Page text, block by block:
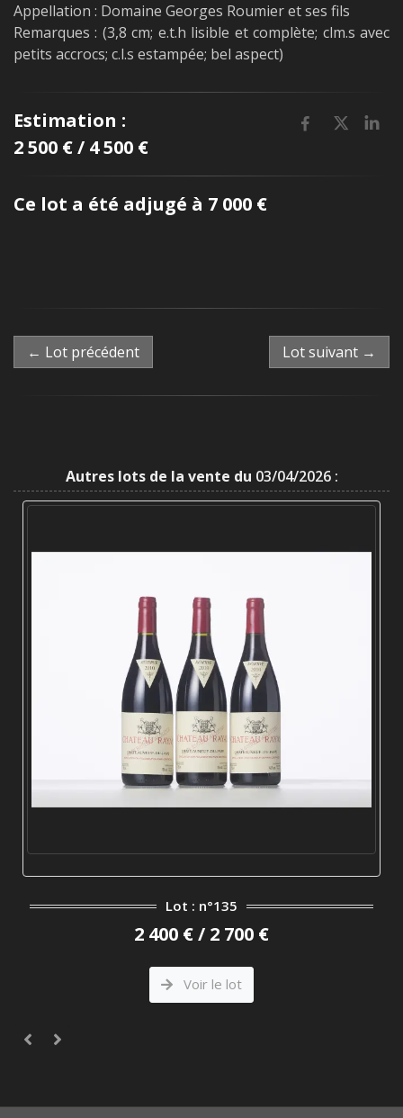
Appellation : Domaine Georges Roumier et ses fils
Remarques : (3,8 cm; e.t.h lisible et complète; clm.s avec
petits accrocs; c.l.s estampée; bel aspect)
Estimation :
2 500 € / 4 500 €
Ce lot a été adjugé à 7 000 €
← Lot précédent Lot suivant →
Autres lots de la vente du 03/04/2026 :
Lot : n°135
2 400 € / 2 700 €
Voir le lot